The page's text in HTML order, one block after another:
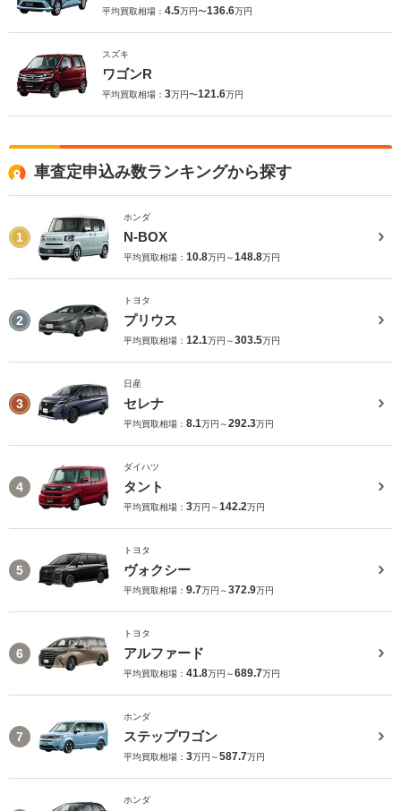
平均買取相場： 4.5万円〜136.6万円
スズキ
ワゴンR
平均買取相場： 3万円〜121.6万円
車査定申込み数ランキングから探す
1
ホンダ
N-BOX
平均買取相場： 10.8万円～148.8万円
2
トヨタ
プリウス
平均買取相場： 12.1万円～303.5万円
3
日産
セレナ
平均買取相場： 8.1万円～292.3万円
4
ダイハツ
タント
平均買取相場： 3万円～142.2万円
5
トヨタ
ヴォクシー
平均買取相場： 9.7万円～372.9万円
6
トヨタ
アルファード
平均買取相場： 41.8万円～689.7万円
7
ホンダ
ステップワゴン
平均買取相場： 3万円～587.7万円
ホンダ